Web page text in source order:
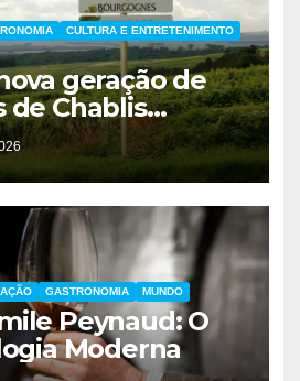
CULTURA E ENTRETENIMENTO
geração de
Chablis
e
perfeitamente
brasileira
GASTRONOMIA MUNDO
Peynaud: O
Moderna